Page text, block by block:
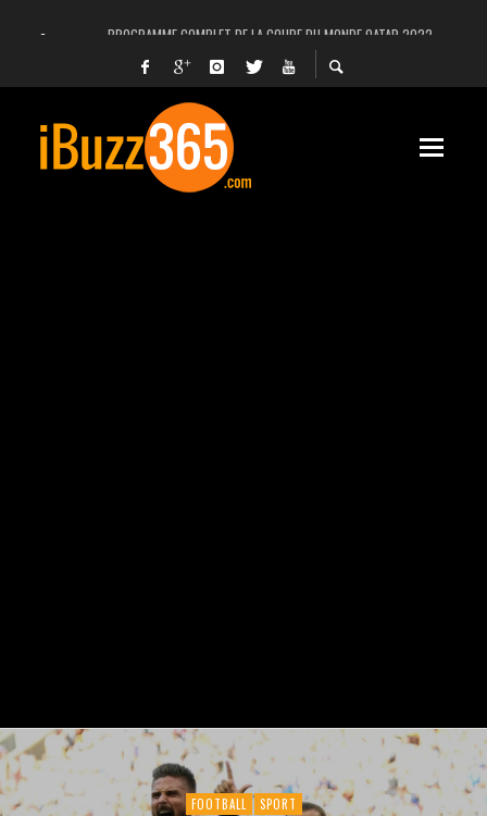
PROGRAMME COMPLET DE LA COUPE DU MONDE QATAR 2022
FACEBOOK, INSTAGRAM ET WHATSAPP HORS SERVICE! EST-CE UNE CYBER-
UNE VIDÉO 4K MONTRE LA PLANÈTE MARS EN ULTRA-HAUTE DÉFINITION
LANCEMENT DU PREMIER VOL HABITÉ DE SPACEX
DÉCÈS DE L’EX-PRÉSIDENT ZINE EL ABIDINE BEN ALI, SERA-T-IL ENTERRÉ EN
FOOTBALL SPORT